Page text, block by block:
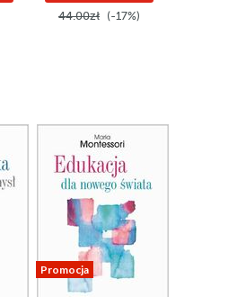
44.00zł (-17%)
Promocja